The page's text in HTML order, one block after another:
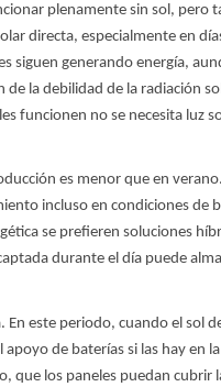
plenamente sin sol, pero
directa, especialmente en
siguen generando energía,
la debilidad de la radiación
funcionen no se necesita luz
es menor que en
incluso en condiciones de
se prefieren soluciones
durante el día puede
En este periodo, cuando el sol
de baterías si las hay en
que los paneles puedan cubrir